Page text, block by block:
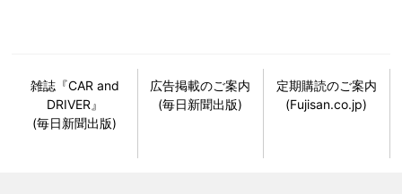
雑誌『CAR and
DRIVER』
(毎日新聞出版)
広告掲載のご案内
(毎日新聞出版)
定期購読のご案内
(Fujisan.co.jp)